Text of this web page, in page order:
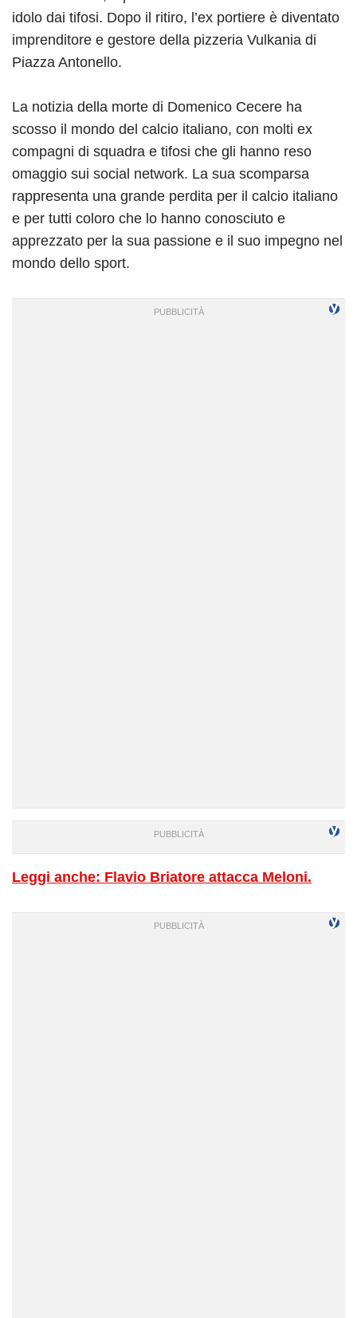
idolo dai tifosi. Dopo il ritiro, l’ex portiere è diventato
imprenditore e gestore della pizzeria Vulkania di
Piazza Antonello.
La notizia della morte di Domenico Cecere ha
scosso il mondo del calcio italiano, con molti ex
compagni di squadra e tifosi che gli hanno reso
omaggio sui social network. La sua scomparsa
rappresenta una grande perdita per il calcio italiano
e per tutti coloro che lo hanno conosciuto e
apprezzato per la sua passione e il suo impegno nel
mondo dello sport.
Leggi anche: Flavio Briatore attacca Meloni.